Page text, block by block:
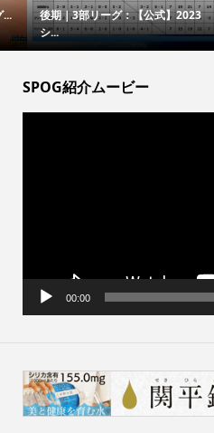
後期｜3部リーグ：【公式】2023
シ...
SPOG紹介ムービー
00:00